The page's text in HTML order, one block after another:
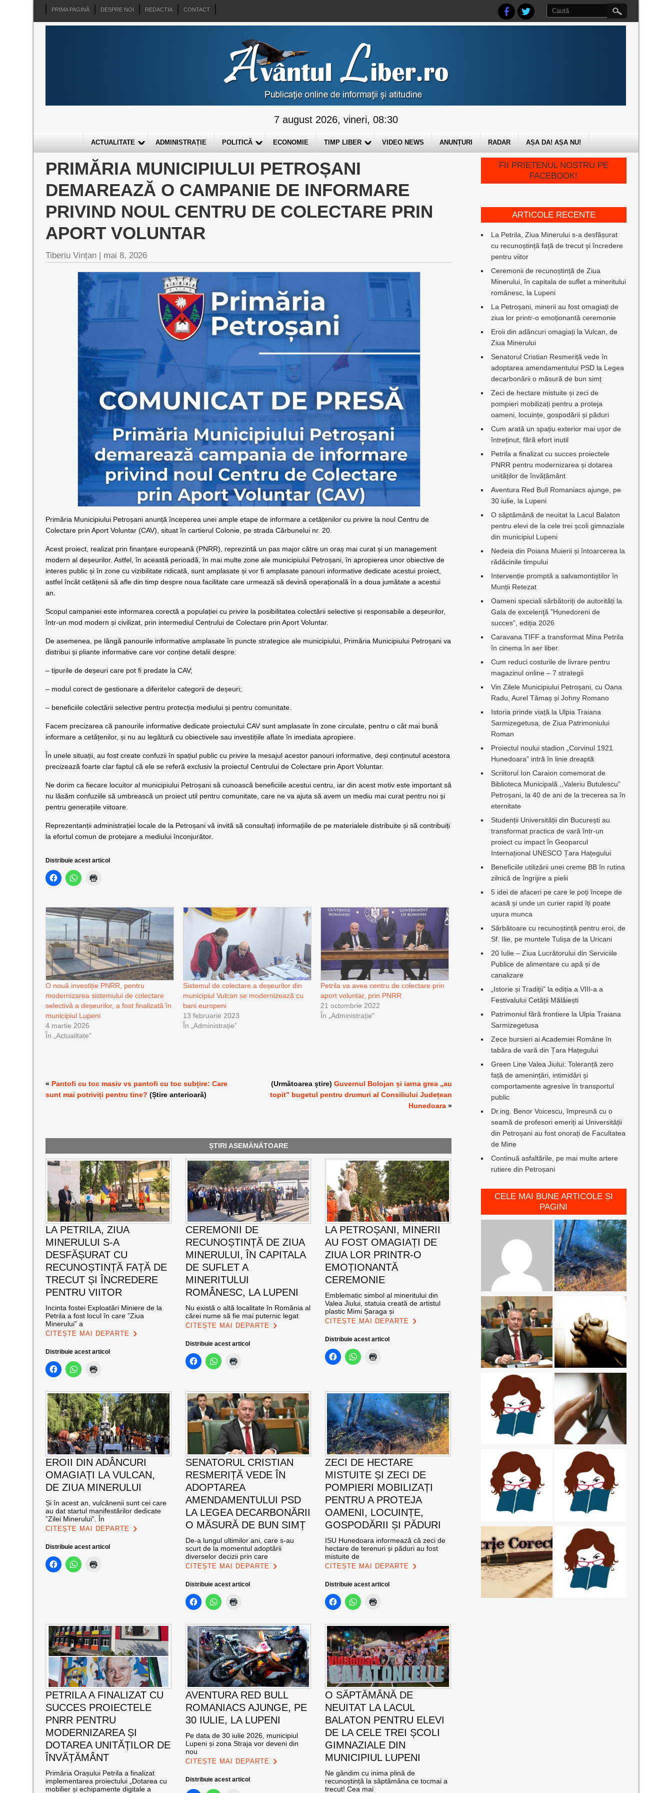
PRIMA PAGINĂ DESPRE NOI REDACTIA CONTACT
7 august 2026, vineri, 08:30
ACTUALITATE ADMINISTRAȚIE POLITICĂ ECONOMIE TIMP LIBER VIDEO NEWS ANUNȚURI RADAR AȘA DA! AȘA NU!
PRIMĂRIA MUNICIPIULUI PETROȘANI
DEMAREAZĂ O CAMPANIE DE INFORMARE
PRIVIND NOUL CENTRU DE COLECTARE PRIN
APORT VOLUNTAR
Tiberiu Vințan | mai 8, 2026
Primăria Municipiului Petroșani anunță începerea unei ample etape de informare a cetățenilor cu privire la noul Centru de
Colectare prin Aport Voluntar (CAV), situat în cartierul Colonie, pe strada Cărbunelui nr. 20.
Acest proiect, realizat prin finanțare europeană (PNRR), reprezintă un pas major către un oraș mai curat și un management
modern al deșeurilor. Astfel, în această perioadă, în mai multe zone ale municipiului Petroșani, în apropierea unor obiective de
interes public și în zone cu vizibilitate ridicată, sunt amplasate și vor fi amplasate panouri informative dedicate acestui proiect,
astfel încât cetățenii să afle din timp despre noua facilitate care urmează să devină operațională în a doua jumătate a acestui
an.
Scopul campaniei este informarea corectă a populației cu privire la posibilitatea colectării selective și responsabile a deșeurilor,
într-un mod modern și civilizat, prin intermediul Centrului de Colectare prin Aport Voluntar.
De asemenea, pe lângă panourile informative amplasate în puncte strategice ale municipiului, Primăria Municipiului Petroșani va
distribui și pliante informative care vor conține detalii despre:
– tipurile de deșeuri care pot fi predate la CAV;
– modul corect de gestionare a diferitelor categorii de deșeuri;
– beneficiile colectării selective pentru protecția mediului și pentru comunitate.
Facem precizarea că panourile informative dedicate proiectului CAV sunt amplasate în zone circulate, pentru o cât mai bună
informare a cetățenilor, și nu au legătură cu obiectivele sau investițiile aflate în imediata apropiere.
În unele situații, au fost create confuzii în spațiul public cu privire la mesajul acestor panouri informative, deși conținutul acestora
precizează foarte clar faptul că ele se referă exclusiv la proiectul Centrului de Colectare prin Aport Voluntar.
Ne dorim ca fiecare locuitor al municipiului Petroșani să cunoască beneficiile acestui centru, iar din acest motiv este important să
nu lăsăm confuziile să umbrească un proiect util pentru comunitate, care ne va ajuta să avem un mediu mai curat pentru noi și
pentru generațiile viitoare.
Reprezentanții administrației locale de la Petroșani vă invită să consultați informațiile de pe materialele distribuite și să contribuiți
la efortul comun de protejare a mediului înconjurător.
Distribuie acest articol
O nouă investiție PNRR, pentru
modernizarea sistemului de colectare
selectivă a deșeurilor, a fost finalizată în
municipiul Lupeni
4 martie 2026
În „Actualitate”
Sistemul de colectare a deșeurilor din
municipiul Vulcan se modernizează cu
bani europeni
13 februarie 2023
În „Administrație”
Petrila va avea centru de colectare prin
aport voluntar, prin PNRR
21 octombrie 2022
În „Administrație”
« Pantofi cu toc masiv vs pantofi cu toc subțire: Care
sunt mai potriviți pentru tine? (Știre anterioară)
(Următoarea știre)Guvernul Bolojan și iarna grea „au
topit” bugetul pentru drumuri al Consiliului Județean
Hunedoara »
ȘTIRI ASEMĂNĂTOARE
LA PETRILA, ZIUA
MINERULUI S-A
DESFĂȘURAT CU
RECUNOȘTINȚĂ FAȚĂ DE
TRECUT ȘI ÎNCREDERE
PENTRU VIITOR
Incinta fostei Exploatări Miniere de la
Petrila a fost locul în care ”Ziua
Minerului” a
CITEȘTE MAI DEPARTE
Distribuie acest articol
CEREMONII DE
RECUNOȘTINȚĂ DE ZIUA
MINERULUI, ÎN CAPITALA
DE SUFLET A
MINERITULUI
ROMÂNESC, LA LUPENI
Nu există o altă localitate în România al
cărei nume să fie mai puternic legat
CITEȘTE MAI DEPARTE
Distribuie acest articol
LA PETROȘANI, MINERII
AU FOST OMAGIAȚI DE
ZIUA LOR PRINTR-O
EMOȚIONANTĂ
CEREMONIE
Emblematic simbol al mineritului din
Valea Jiului, statuia creată de artistul
plastic Mimi Șaraga și
CITEȘTE MAI DEPARTE
Distribuie acest articol
EROII DIN ADÂNCURI
OMAGIAȚI LA VULCAN,
DE ZIUA MINERULUI
Și în acest an, vulcănenii sunt cei care
au dat startul manifestărilor dedicate
”Zilei Minerului”. În
CITEȘTE MAI DEPARTE
Distribuie acest articol
SENATORUL CRISTIAN
RESMERIȚĂ VEDE ÎN
ADOPTAREA
AMENDAMENTULUI PSD
LA LEGEA DECARBONĂRII
O MĂSURĂ DE BUN SIMȚ
De-a lungul ultimilor ani, care s-au
scurt de la momentul adoptării
diverselor decizii prin care
CITEȘTE MAI DEPARTE
Distribuie acest articol
ZECI DE HECTARE
MISTUITE ȘI ZECI DE
POMPIERI MOBILIZAȚI
PENTRU A PROTEJA
OAMENI, LOCUINȚE,
GOSPODĂRII ȘI PĂDURI
ISU Hunedoara informează că zeci de
hectare de terenuri și păduri au fost
mistuite de
CITEȘTE MAI DEPARTE
Distribuie acest articol
PETRILA A FINALIZAT CU
SUCCES PROIECTELE
PNRR PENTRU
MODERNIZAREA ȘI
DOTAREA UNITĂȚILOR DE
ÎNVĂȚĂMÂNT
Primăria Orașului Petrila a finalizat
implementarea proiectului „Dotarea cu
mobilier și echipamente digitale a
AVENTURA RED BULL
ROMANIACS AJUNGE, PE
30 IULIE, LA LUPENI
Pe data de 30 iulie 2026, municipiul
Lupeni și zona Straja vor deveni din
nou
CITEȘTE MAI DEPARTE
Distribuie acest articol
O SĂPTĂMÂNĂ DE
NEUITAT LA LACUL
BALATON PENTRU ELEVI
DE LA CELE TREI ȘCOLI
GIMNAZIALE DIN
MUNICIPIUL LUPENI
Ne gândim cu inima plină de
recunoștință la săptămâna ce tocmai a
trecut! Cea mai
FII PRIETENUL NOSTRU PE
FACEBOOK!
ARTICOLE RECENTE
La Petrila, Ziua Minerului s-a desfășurat
cu recunoștință față de trecut și încredere
pentru viitor
Ceremonii de recunoștință de Ziua
Minerului, în capitala de suflet a mineritului
românesc, la Lupeni
La Petroșani, minerii au fost omagiați de
ziua lor printr-o emoționantă ceremonie
Eroii din adâncuri omagiați la Vulcan, de
Ziua Minerului
Senatorul Cristian Resmeriță vede în
adoptarea amendamentului PSD la Legea
decarbonării o măsură de bun simț
Zeci de hectare mistuite și zeci de
pompieri mobilizați pentru a proteja
oameni, locuințe, gospodării și păduri
Cum arată un spațiu exterior mai ușor de
întreținut, fără efort inutil
Petrila a finalizat cu succes proiectele
PNRR pentru modernizarea și dotarea
unităților de învățământ
Aventura Red Bull Romaniacs ajunge, pe
30 iulie, la Lupeni
O săptămână de neuitat la Lacul Balaton
pentru elevi de la cele trei școli gimnaziale
din municipiul Lupeni
Nedeia din Poiana Muierii și întoarcerea la
rădăcinile timpului
Intervenție promptă a salvamontiștilor în
Munții Retezat
Oameni speciali sărbătoriți de autorități la
Gala de excelenţă ”Hunedoreni de
succes”, ediția 2026
Caravana TIFF a transformat Mina Petrila
în cinema în aer liber.
Cum reduci costurile de livrare pentru
magazinul online – 7 strategii
Vin Zilele Municipiului Petroșani, cu Oana
Radu, Aurel Tămaș și Johny Romano
Istoria prinde viață la Ulpia Traiana
Sarmizegetusa, de Ziua Patrimoniului
Roman
Proiectul noului stadion „Corvinul 1921
Hunedoara” intră în linie dreaptă
Scriitorul Ion Caraion comemorat de
Biblioteca Municipală ,,Valeriu Butulescu”
Petroșani, la 40 de ani de la trecerea sa în
eternitate
Studenții Universității din București au
transformat practica de vară într-un
proiect cu impact în Geoparcul
Internațional UNESCO Țara Hațegului
Beneficiile utilizării unei creme BB în rutina
zilnică de îngrijire a pielii
5 idei de afaceri pe care le poți începe de
acasă și unde un curier rapid îți poate
ușura munca
Sărbătoare cu recunoștință pentru eroi, de
Sf. Ilie, pe muntele Tulișa de la Uricani
20 Iulie – Ziua Lucrătorului din Serviciile
Publice de alimentare cu apă și de
canalizare
„Istorie și Tradiții” la ediția a VIII-a a
Festivalului Cetății Mălăiești
Patrimoniul fără frontiere la Ulpia Traiana
Sarmizegetusa
Zece bursieri ai Academiei Române în
tabăra de vară din Țara Hațegului
Green Line Valea Jiului: Toleranță zero
față de amenințări, intimidări și
comportamente agresive în transportul
public
Dr.ing. Benor Voicescu, împreună cu o
seamă de profesori emeriți ai Universității
din Petroșani au fost onorați de Facultatea
de Mine
Continuă asfaltările, pe mai multe artere
rutiere din Petroșani
CELE MAI BUNE ARTICOLE ȘI
PAGINI